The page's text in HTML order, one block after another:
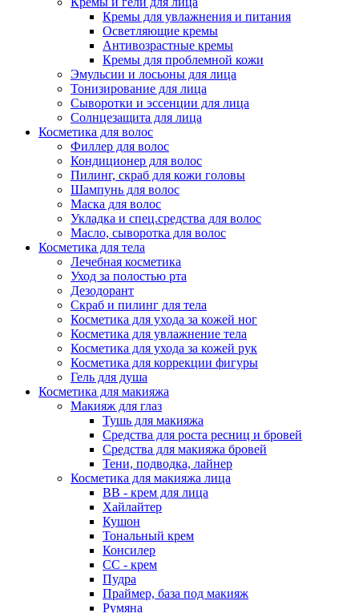
Кремы для увлажнения и питания
Осветляющие кремы
Антивозрастные кремы
Кремы для проблемной кожи
Эмульсии и лосьоны для лица
Тонизирование для лица
Сыворотки и эссенции для лица
Солнцезащита для лица
Косметика для волос
Филлер для волос
Кондиционер для волос
Пилинг, скраб для кожи головы
Шампунь для волос
Маска для волос
Укладка и спец.средства для волос
Масло, сыворотка для волос
Косметика для тела
Лечебная косметика
Уход за полостью рта
Дезодорант
Скраб и пилинг для тела
Косметика для ухода за кожей ног
Косметика для увлажнение тела
Косметика для ухода за кожей рук
Косметика для коррекции фигуры
Гель для душа
Косметика для макияжа
Макияж для глаз
Тушь для макияжа
Средства для роста ресниц и бровей
Средства для макияжа бровей
Тени, подводка, лайнер
Косметика для макияжа лица
ВВ - крем для лица
Хайлайтер
Кушон
Тональный крем
Консилер
СС - крем
Пудра
Праймер, база под макияж
Румяна